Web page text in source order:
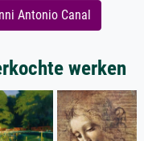
Antonio Canal
werken